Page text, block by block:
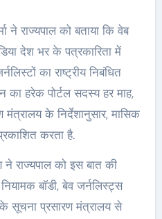
ने राज्यपाल को बताया कि वेब
देश भर के पत्रकारिता में
का राष्ट्रीय निबंधित
हरेक पोर्टल सदस्य हर माह,
के निर्देशानुसार, मासिक
करता है.
ने राज्यपाल को इस बात की
बॉडी, बेव जर्नलिस्ट्स
के सूचना प्रसारण मंत्रालय से